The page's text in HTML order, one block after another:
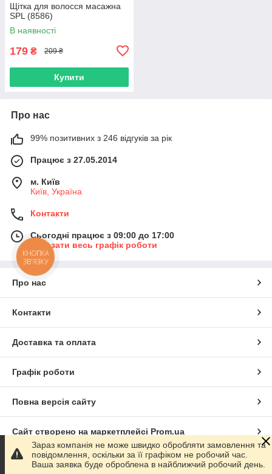
Щітка для волосся масажна
SPL (8586)
В наявності
179 ₴ 209 ₴
Купити
Про нас
99% позитивних з 246 відгуків за рік
Працює з 27.05.2014
м. Київ
Київ, Україна
Контакти
Сьогодні працює з 09:00 до 17:00
Показати весь графік роботи
Про нас
Контакти
Доставка та оплата
Графік роботи
Повна версія сайту
Сайт створено на маркетплейсі Prom.ua
Політика конфіденційності
Зараз компанія не може швидко обробляти замовлення та
повідомлення, оскільки за її графіком не робочий час.
Ваша заявка буде оброблена в найближчий робочий день.
КНОПКА
ЗВ'ЯЗКУ